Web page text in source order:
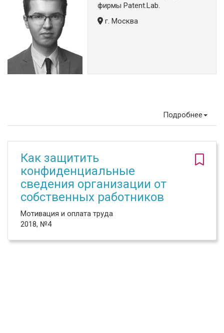
фирмы Patent.Lab.
г. Москва
Подробнее
Как защитить
конфиденциальные
сведения организации от
собственных работников
Мотивация и оплата труда
2018, №4